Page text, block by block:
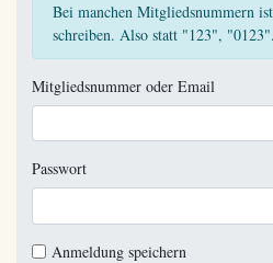
Bei manchen Mitgliedsnummern
schreiben. Also statt "123", "0123".
Mitgliedsnummer oder Email
Passwort
Anmeldung speichern